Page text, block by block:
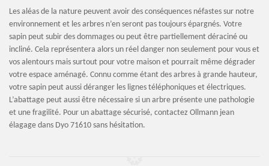
Les aléas de la nature peuvent avoir des conséquences néfastes sur notre
environnement et les arbres n’en seront pas toujours épargnés. Votre
sapin peut subir des dommages ou peut être partiellement déraciné ou
incliné. Cela représentera alors un réel danger non seulement pour vous et
vos alentours mais surtout pour votre maison et pourrait même dégrader
votre espace aménagé. Connu comme étant des arbres à grande hauteur,
votre sapin peut aussi déranger les lignes téléphoniques et électriques.
L’abattage peut aussi être nécessaire si un arbre présente une pathologie
et une fragilité. Pour un abattage sécurisé, contactez Ollmann jean
élagage dans Dyo 71610 sans hésitation.